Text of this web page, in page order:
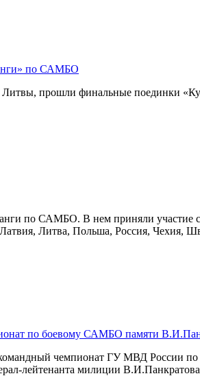
по САМБО
Литвы, прошли финальные поединки
по САМБО. В нем приняли участие
Латвия, Литва, Польша, Россия, Чехия,
по боевому САМБО памяти
командный чемпионат ГУ МВД России
лейтенанта милиции